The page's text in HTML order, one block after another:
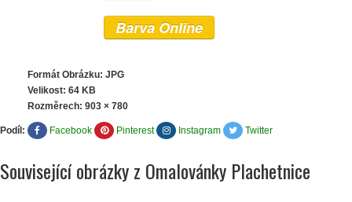
Barva Online
Formát Obrázku: JPG
Velikost: 64 KB
Rozměrech: 903 × 780
Podíl: Facebook Pinterest Instagram Twitter
Související obrázky z Omalovánky Plachetnice